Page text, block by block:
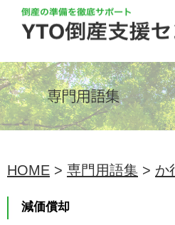
HOME > 専門用語集 > か
減価償却